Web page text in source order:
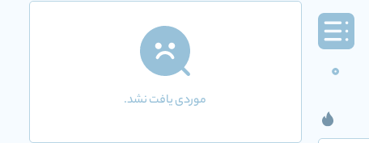
0
موردی یافت نشد.